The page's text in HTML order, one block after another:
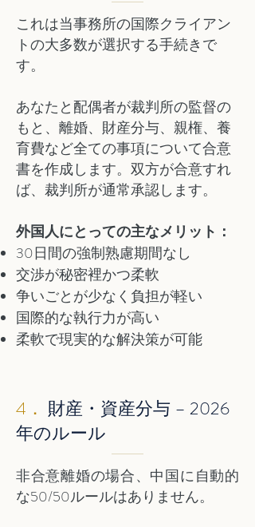
これは当事務所の国際クライアン
トの大多数が選択する手続きで
す。
あなたと配偶者が裁判所の監督の
もと、離婚、財産分与、親権、養
育費など全ての事項について合意
書を作成します。双方が合意すれ
ば、裁判所が通常承認します。
外国人にとっての主なメリット：
30日間の強制熟慮期間なし
交渉が秘密裡かつ柔軟
争いごとが少なく負担が軽い
国際的な執行力が高い
柔軟で現実的な解決策が可能
4． 財産・資産分与 – 2026
年のルール
非合意離婚の場合、中国に自動的
な50/50ルールはありません。